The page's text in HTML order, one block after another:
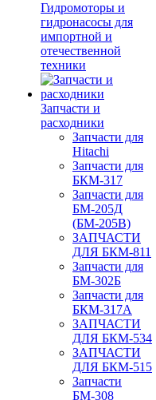
Гидромоторы и
гидронасосы для
импортной и
отечественной
техники
Запчасти и
расходники
Запчасти для
Hitachi
Запчасти для
БКМ-317
Запчасти для
БМ-205Д
(БМ-205В)
ЗАПЧАСТИ
ДЛЯ БКМ-811
Запчасти для
БМ-302Б
Запчасти для
БКМ-317А
ЗАПЧАСТИ
ДЛЯ БКМ-534
ЗАПЧАСТИ
ДЛЯ БКМ-515
Запчасти
БМ-308